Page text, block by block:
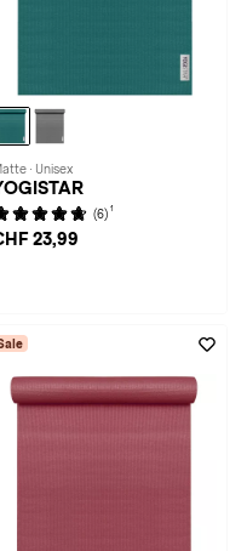
· Unisex
(6) 1
23,99